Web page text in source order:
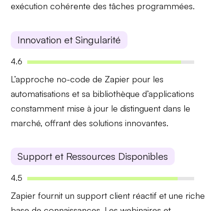
exécution cohérente des tâches programmées.
Innovation et Singularité
4.6
L’approche no-code de Zapier pour les
automatisations et sa bibliothèque d’applications
constamment mise à jour le distinguent dans le
marché, offrant des solutions innovantes.
Support et Ressources Disponibles
4.5
Zapier fournit unsupport client réactif et une riche